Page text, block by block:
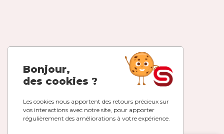
Bonjour,
des cookies ?
Les cookies nous apportent des retours précieux sur
vos interactions avec notre site, pour apporter
régulièrement des améliorations à votre expérience.